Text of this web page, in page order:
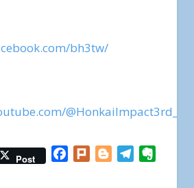
bh3tw/
@HonkaiImpact3rd_ZH
Post Facebook
Plurk BloggerTelegram